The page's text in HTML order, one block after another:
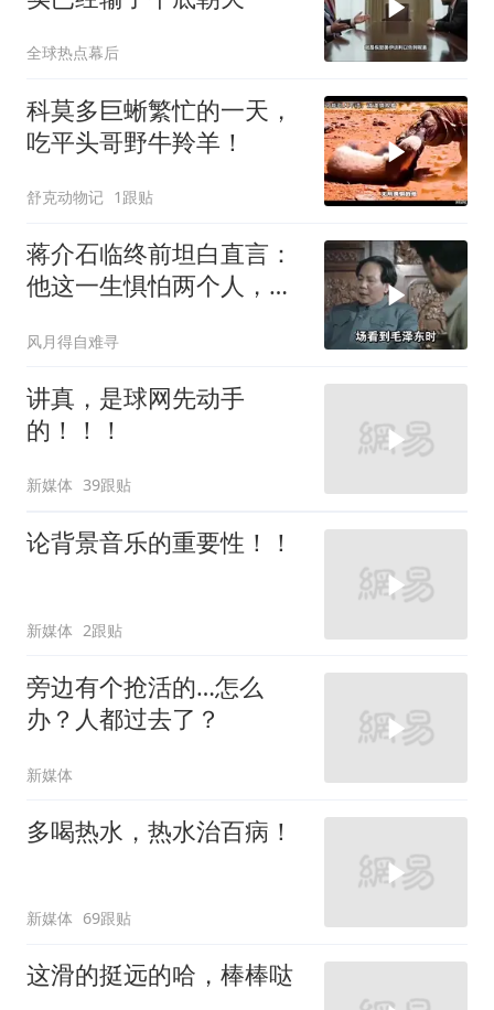
全球热点幕后
科莫多巨蜥繁忙的一天，
吃平头哥野牛羚羊！
舒克动物记 1跟贴
蒋介石临终前坦白直言：
他这一生惧怕两个人，却
风月得自难寻
讲真，是球网先动手
的！！！
新媒体 39跟贴
论背景音乐的重要性！！
新媒体 2跟贴
旁边有个抢活的…怎么
办？人都过去了？
新媒体
多喝热水，热水治百病！
新媒体 69跟贴
这滑的挺远的哈，棒棒哒